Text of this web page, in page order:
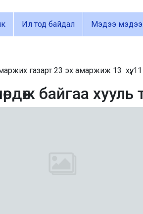
Ил тод байдал Мэдээ
газарт 23 эх амаржиж 13 хүү, 11
байгаа